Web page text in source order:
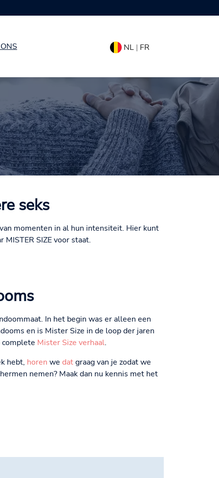
NL | FR
seks
momenten in al hun intensiteit. Hier kunt
SIZE voor staat.
In het begin was er alleen een
en is Mister Size in de loop der jaren
complete Mister Size verhaal.
hebt, horen we datgraag van je zodat we
nemen? Maak dan nu kennis met het